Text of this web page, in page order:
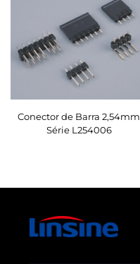
Conector de Barra 2,54mm
Série L254006